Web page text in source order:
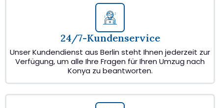
24/7-Kundenservice
Unser Kundendienst aus Berlin steht Ihnen jederzeit zur
Verfügung, um alle Ihre Fragen für Ihren Umzug nach
Konya zu beantworten.